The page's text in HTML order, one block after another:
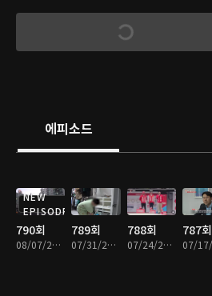
에피소드
NEW
EPISODE
790회
08/07/2026 • 51분
789회
07/31/2026 • 51분
788회
07/24/2026 • 51분
787회